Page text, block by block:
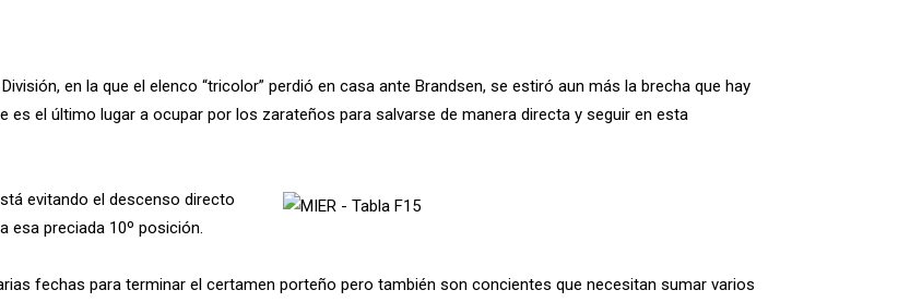
en la que el elenco “tricolor” perdió en casa ante Brandsen, se estiró aun más la brecha que hay
es el último lugar a ocupar por los zarateños para salvarse de manera directa y seguir en esta
evitando el descenso directo
esa preciada 10º posición.
fechas para terminar el certamen porteño pero también son concientes que necesitan sumar varios